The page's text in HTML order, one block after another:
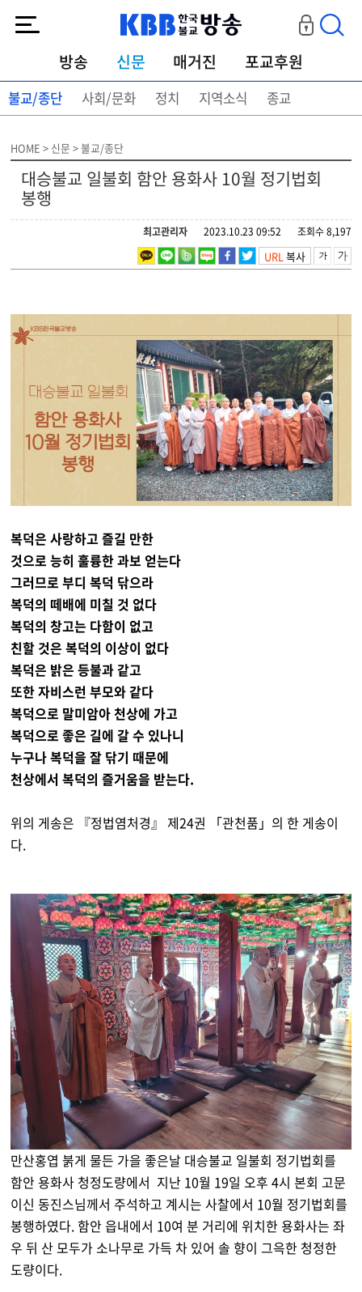
방송 신문 매거진 포교후원
불교/종단 사회/문화 정치 지역소식 종교
HOME > 신문 > 불교/종단
대승불교 일불회 함안 용화사 10월 정기법회
봉행
조회수 8,197
2023.10.23 09:52
최고관리자
URL복사
복덕은 사랑하고 즐길 만한
것으로 능히 훌륭한 과보 얻는다
그러므로 부디 복덕 닦으라
복덕의 떼배에 미칠 것 없다
복덕의 창고는 다함이 없고
친할 것은 복덕의 이상이 없다
복덕은 밝은 등불과 같고
또한 자비스런 부모와 같다
복덕으로 말미암아 천상에 가고
복덕으로 좋은 길에 갈 수 있나니
누구나 복덕을 잘 닦기 때문에
천상에서 복덕의 즐거움을 받는다.
위의 게송은 『정법염처경』 제24권 「관천품」의 한 게송이
다.
만산홍엽 붉게 물든 가을 좋은날 대승불교 일불회 정기법회를
함안 용화사 청정도량에서 지난 10월 19일 오후 4시 본회 고문
이신 동진스님께서 주석하고 계시는 사찰에서 10월 정기법회를
봉행하였다. 함안 읍내에서 10여 분 거리에 위치한 용화사는 좌
우 뒤 산 모두가 소나무로 가득 차 있어 솔 향이 그윽한 청정한
도량이다.